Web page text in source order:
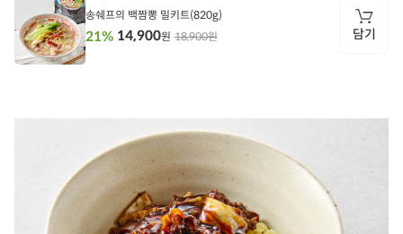
보
담
송쉐프의 백짬뽕 밀키트(820g)
18,900원
21% 14,900원 담기